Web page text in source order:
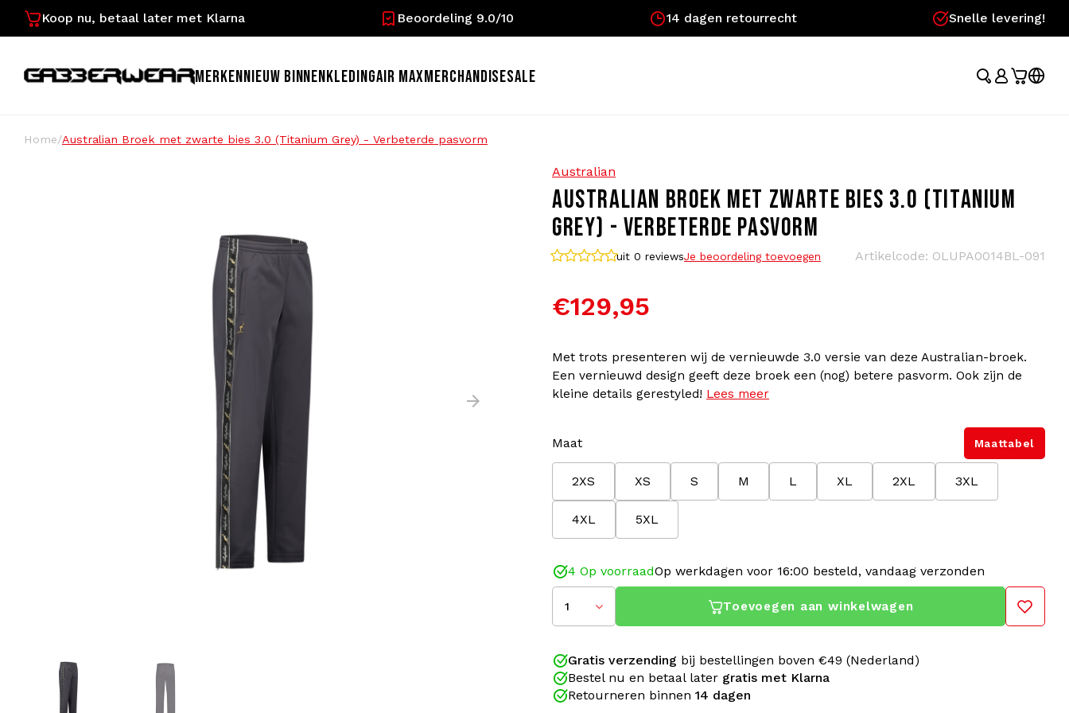
Koop nu, betaal later met Klarna Beoordeling 9.0/10 14 dagen retourrecht Snelle levering!
MERKENNIEUW BINNENKLEDINGAIR MAXMERCHANDISESALE
Home/Australian Broek met zwarte bies 3.0 (Titanium Grey) - Verbeterde pasvorm
Australian
AUSTRALIAN BROEK MET ZWARTE BIES 3.0 (TITANIUM
GREY) - VERBETERDE PASVORM
uit 0 reviewsJe beoordeling toevoegen Artikelcode: OLUPA0014BL-091
€129,95
Met trots presenteren wij de vernieuwde 3.0 versie van deze Australian-broek.
Een vernieuwd design geeft deze broek een (nog) betere pasvorm. Ook zijn de
kleine details gerestyled! Lees meer
Maat Maattabel
2XS XS S M L XL 2XL 3XL
4XL 5XL
4 Op voorraadOp werkdagen voor 16:00 besteld, vandaag verzonden
1 Toevoegen aan winkelwagen
Gratis verzending bij bestellingen boven €49 (Nederland)
Bestel nu en betaal later gratis met Klarna
Retourneren binnen 14 dagen